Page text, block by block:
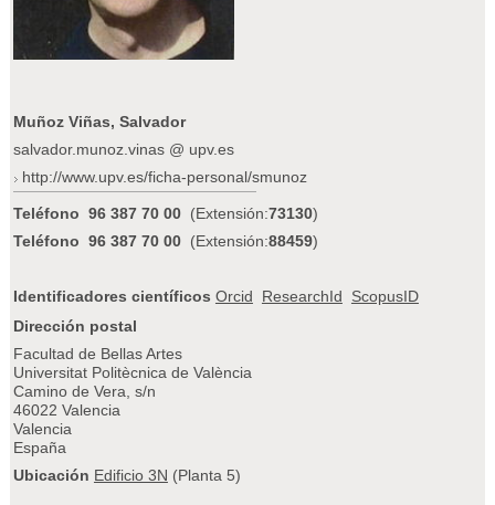
Muñoz Viñas, Salvador
salvador.munoz.vinas @ upv.es
http://www.upv.es/ficha-personal/smunoz
Teléfono 96 387 70 00(Extensión:73130)
Teléfono 96 387 70 00(Extensión:88459)
Identificadores científicos Orcid ResearchId
ScopusID
Dirección postal
Facultad de Bellas Artes
Universitat Politècnica de València
Camino de Vera, s/n
46022 Valencia
Valencia
España
Ubicación Edificio 3N (Planta 5)